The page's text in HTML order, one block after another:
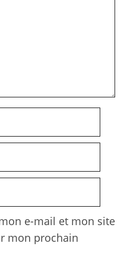
e-mail et mon site
mon prochain